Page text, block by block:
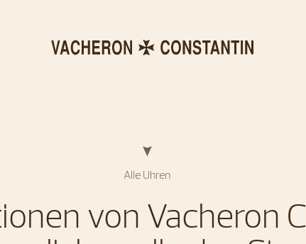
Alle Uhren
von Vacheron